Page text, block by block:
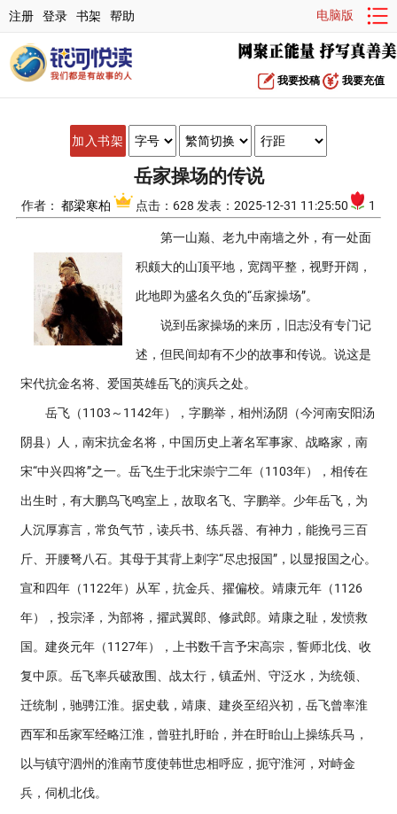
注册 登录 书架 帮助 电脑版
我要投稿 我要充值
加入书架
岳家操场的传说
作者： 都梁寒柏 点击：628 发表：2025-12-31 11:25:50 1
第一山巅、老九中南墙之外，有一处面
积颇大的山顶平地，宽阔平整，视野开阔，
此地即为盛名久负的“岳家操场”。
说到岳家操场的来历，旧志没有专门记
述，但民间却有不少的故事和传说。说这是
宋代抗金名将、爱国英雄岳飞的演兵之处。
岳飞（1103～1142年），字鹏举，相州汤阴（今河南安阳汤
阴县）人，南宋抗金名将，中国历史上著名军事家、战略家，南
宋“中兴四将”之一。岳飞生于北宋崇宁二年（1103年），相传在
出生时，有大鹏鸟飞鸣室上，故取名飞、字鹏举。少年岳飞，为
人沉厚寡言，常负气节，读兵书、练兵器、有神力，能挽弓三百
斤、开腰弩八石。其母于其背上刺字“尽忠报国”，以显报国之心。
宣和四年（1122年）从军，抗金兵、擢偏校。靖康元年（1126
年），投宗泽，为部将，擢武翼郎、修武郎。靖康之耻，发愤救
国。建炎元年（1127年），上书数千言予宋高宗，誓师北伐、收
复中原。岳飞率兵破敌围、战太行，镇孟州、守泛水，为统领、
迁统制，驰骋江淮。据史载，靖康、建炎至绍兴初，岳飞曾率淮
西军和岳家军经略江淮，曾驻扎盱眙，并在盱眙山上操练兵马，
以与镇守泗州的淮南节度使韩世忠相呼应，扼守淮河，对峙金
兵，伺机北伐。